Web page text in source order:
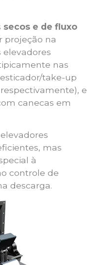
secos e de fluxo
projeção na
elevadores
nas
take-up
respectivamente), e
canecas em
elevadores
mas
à
controle de
descarga.